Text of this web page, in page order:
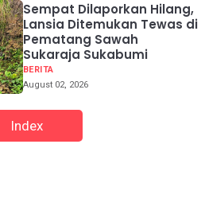
Sempat Dilaporkan Hilang,
Lansia Ditemukan Tewas di
Pematang Sawah
Sukaraja Sukabumi
BERITA
August 02, 2026
Index